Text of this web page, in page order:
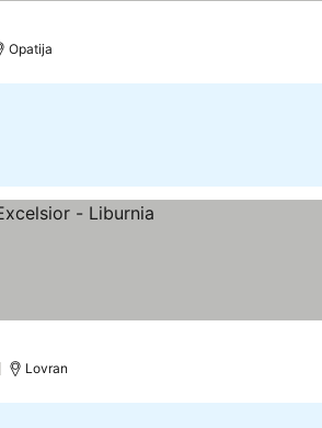
Opatija
Lovran